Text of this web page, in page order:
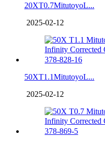
20XT0.7MitutoyoL...
2025-02-12
50XT1.1MitutoyoL...
2025-02-12